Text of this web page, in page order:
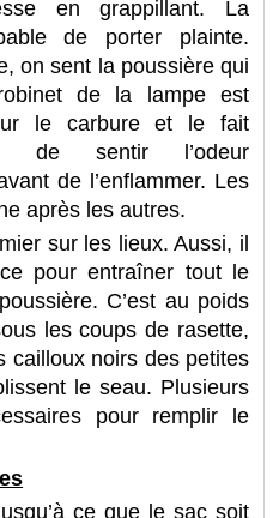
en grappillant. La
de porter plainte.
on sent la poussière qui
de la lampe est
le carbure et le fait
de sentir l’odeur
de l’enflammer. Les
après les autres.
sur les lieux. Aussi, il
pour entraîner tout le
C’est au poids
les coups de rasette,
cailloux noirs des petites
le seau. Plusieurs
pour remplir le
ce que le sac soit